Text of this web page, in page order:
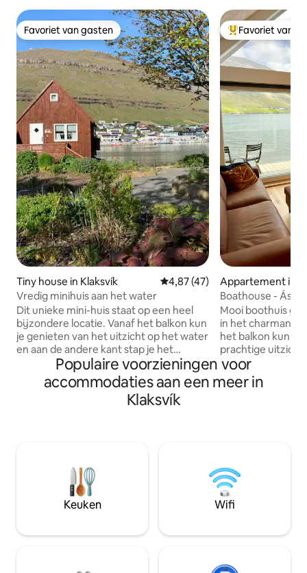
Favoriet van gasten
Favoriet van gasten
Tiny house in Klaksvík Gemiddelde beoordeling van
4,87 (47)
Vredig minihuis aan het water
Dit unieke mini-huis staat op een heel
bijzondere locatie. Vanaf het balkon kun
je genieten van het uitzicht op het water
en aan de andere kant stap je het
mooiste park/tuin in. De perfecte plek
om de noordelijke eilanden te
verkennen. In de directe omgeving vindt
u supermarkt, pizzaria en een bar met
informatie (Visit North), café,
restaurant, winkels en zwembad met
wellness kunt bezoeken.
Topfavoriet van
Favoriet van
Appartement in
Boathouse -
Mooi boothuis
in het charmante
het balkon kun je
prachtige uitzicht
rijke wilde dieren. Zeer geschikt als
uitvalsbasis,
bedden,
uitgeruste
designmeubilair.
Populaire voorzieningen voor
accommodaties aan een meer in
Klaksvík
Keuken Wifi